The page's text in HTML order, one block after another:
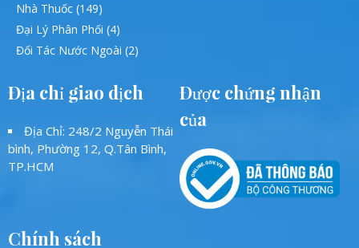
Nhà Thuốc (149)
Đại Lý Phân Phối (4)
Đối Tác Nước Ngoài (2)
Địa chỉ giao dịch
Địa Chỉ: 248/2 Nguyễn Thái
bình, Phường 12, Q.Tân Bình,
TP.HCM
Được chứng nhận
của
Chính sách